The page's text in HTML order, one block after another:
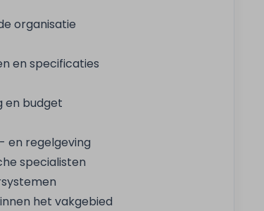
organisatie
en specificaties
en budget
en regelgeving
specialisten
het vakgebied